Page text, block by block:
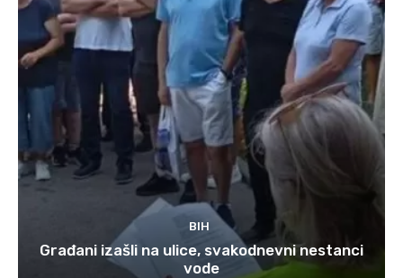
BIH
Građani izašli na ulice, svakodnevni nestanci
vode